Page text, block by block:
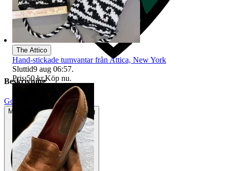
Beskrivning
Gott använt skick
Mindre tecken på användning
The Attico
Hand-stickade tumvantar från Attica, New York
Sluttid9 aug 06:57.
Pris:50 kr,Köp nu.